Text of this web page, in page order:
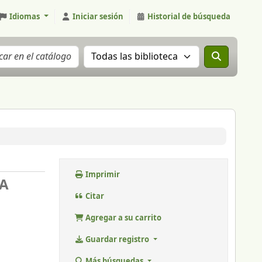
Idiomas Iniciar sesión Historial de búsqueda
Buscar el catálogo en:
Imprimir
Citar
Agregar a su carrito
Guardar registro